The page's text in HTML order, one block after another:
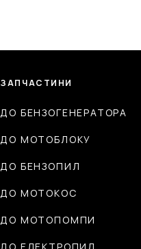
ЗАПЧАСТИНИ
ДО БЕНЗОГЕНЕРАТОРА
ДО МОТОБЛОКУ
ДО БЕНЗОПИЛ
ДО МОТОКОС
ДО МОТОПОМПИ
ДО ЕЛЕКТРОПИЛ